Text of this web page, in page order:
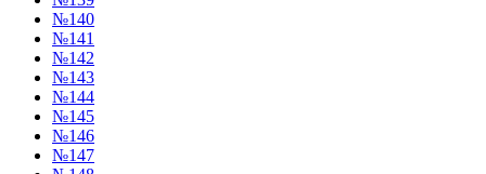
№140
№141
№142
№143
№144
№145
№146
№147